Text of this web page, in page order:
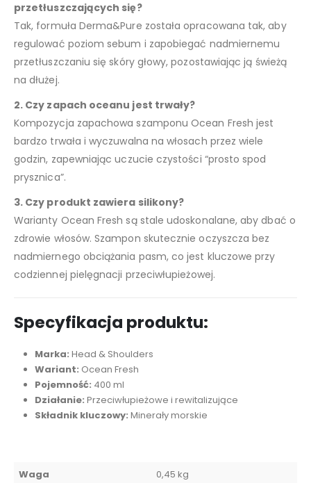
przetłuszczających się?
Tak, formuła Derma&Pure została opracowana tak, aby
regulować poziom sebum i zapobiegać nadmiernemu
przetłuszczaniu się skóry głowy, pozostawiając ją świeżą
na dłużej.
2. Czy zapach oceanu jest trwały?
Kompozycja zapachowa szamponu Ocean Fresh jest
bardzo trwała i wyczuwalna na włosach przez wiele
godzin, zapewniając uczucie czystości “prosto spod
prysznica”.
3. Czy produkt zawiera silikony?
Warianty Ocean Fresh są stale udoskonalane, aby dbać o
zdrowie włosów. Szampon skutecznie oczyszcza bez
nadmiernego obciążania pasm, co jest kluczowe przy
codziennej pielęgnacji przeciwłupieżowej.
Specyfikacja produktu:
Marka: Head & Shoulders
Wariant: Ocean Fresh
Pojemność: 400 ml
Działanie: Przeciwłupieżowe i rewitalizujące
Składnik kluczowy: Minerały morskie
Waga 0,45 kg